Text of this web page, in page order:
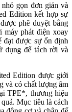
gọn đơn giản và
Edition kết hợp sự
phê duyệt bằng
máy phát điện xoay
đạt được sự ổn định
dụng để tách rời và
Edition được giới
và có chất lượng âm
TPE*, thương hiệu
Mục tiêu là cách